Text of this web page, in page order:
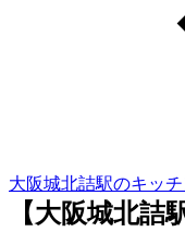
大阪城北詰駅のキッチ
【大阪城北